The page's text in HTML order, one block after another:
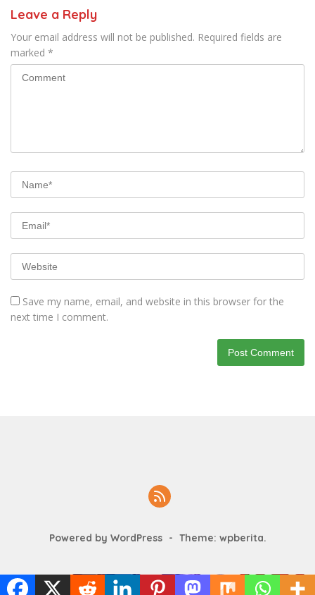
Leave a Reply
Your email address will not be published. Required fields are
marked *
Save my name, email, and website in this browser for the
next time I comment.
Powered by WordPress - Theme: wpberita.